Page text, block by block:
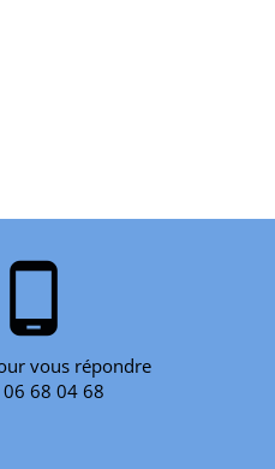
phone_android
vous répondre
68 04 68